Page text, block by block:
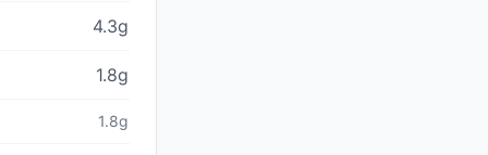
4.3g
1.8g
1.8g